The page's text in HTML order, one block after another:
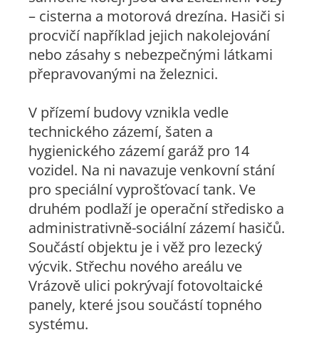
– cisterna a motorová drezína. Hasiči si
procvičí například jejich nakolejování
nebo zásahy s nebezpečnými látkami
přepravovanými na železnici.
V přízemí budovy vznikla vedle
technického zázemí, šaten a
hygienického zázemí garáž pro 14
vozidel. Na ni navazuje venkovní stání
pro speciální vyprošťovací tank. Ve
druhém podlaží je operační středisko a
administrativně-sociální zázemí hasičů.
Součástí objektu je i věž pro lezecký
výcvik. Střechu nového areálu ve
Vrázově ulici pokrývají fotovoltaické
panely, které jsou součástí topného
systému.